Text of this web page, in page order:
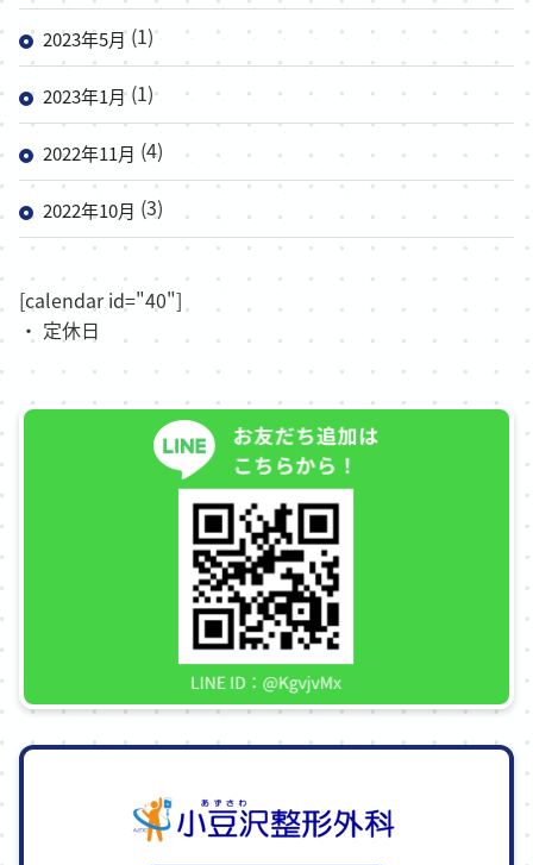
2023年5月(1)
2023年1月(1)
2022年11月 (4)
2022年10月 (3)
[calendar id="40"]
・ 定休日